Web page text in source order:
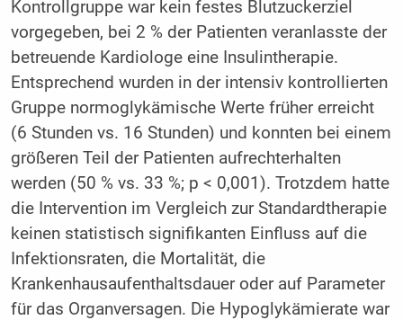
Kontrollgruppe war kein festes Blutzuckerziel
vorgegeben, bei 2 % der Patienten veranlasste der
betreuende Kardiologe eine Insulintherapie.
Entsprechend wurden in der intensiv kontrollierten
Gruppe normoglykämische Werte früher erreicht
(6 Stunden vs. 16 Stunden) und konnten bei einem
größeren Teil der Patienten aufrechterhalten
werden (50 % vs. 33 %; p < 0,001). Trotzdem hatte
die Intervention im Vergleich zur Standardtherapie
keinen statistisch signifikanten Einfluss auf die
Infektionsraten, die Mortalität, die
Krankenhausaufenthaltsdauer oder auf Parameter
für das Organversagen. Die Hypoglykämierate war